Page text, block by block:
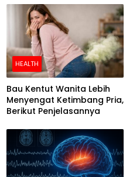
HEALTH
Bau Kentut Wanita Lebih
Menyengat Ketimbang Pria,
Berikut Penjelasannya